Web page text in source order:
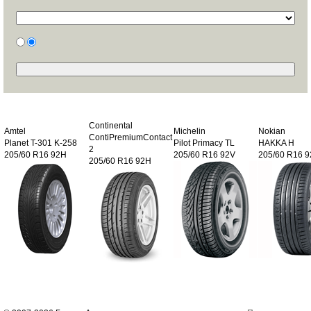
Amtel
Planet T-301 K-258
205/60 R16 92H
Continental
ContiPremiumContact
2
205/60 R16 92H
Michelin
Pilot Primacy TL
205/60 R16 92V
Nokian
HAKKA H
205/60 R16